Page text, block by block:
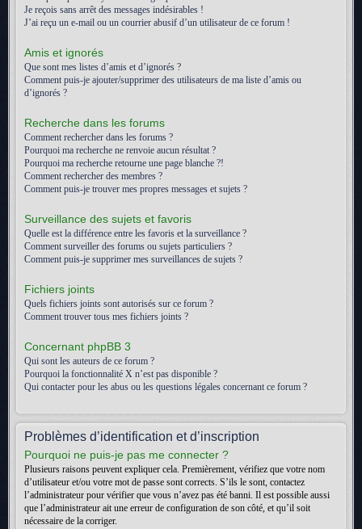
Je reçois sans arrêt des messages indésirables !
J’ai reçu un e-mail ou un courrier abusif d’un utilisateur de ce forum !
Amis et ignorés
Que sont mes listes d’amis et d’ignorés ?
Comment puis-je ajouter/supprimer des utilisateurs de ma liste d’amis ou
d’ignorés ?
Recherche dans les forums
Comment rechercher dans les forums ?
Pourquoi ma recherche ne renvoie aucun résultat ?
Pourquoi ma recherche retourne une page blanche ?!
Comment rechercher des membres ?
Comment puis-je trouver mes propres messages et sujets ?
Surveillance des sujets et favoris
Quelle est la différence entre les favoris et la surveillance ?
Comment surveiller des forums ou sujets particuliers ?
Comment puis-je supprimer mes surveillances de sujets ?
Fichiers joints
Quels fichiers joints sont autorisés sur ce forum ?
Comment trouver tous mes fichiers joints ?
Concernant phpBB 3
Qui sont les auteurs de ce forum ?
Pourquoi la fonctionnalité X n’est pas disponible ?
Qui contacter pour les abus ou les questions légales concernant ce forum ?
Problèmes d’identification et d’inscription
Pourquoi ne puis-je pas me connecter ?
Plusieurs raisons peuvent expliquer cela. Premièrement, vérifiez que votre nom
d’utilisateur et/ou votre mot de passe sont corrects. S’ils le sont, contactez
l’administrateur pour vérifier que vous n’avez pas été banni. Il est possible aussi
que l’administrateur ait une erreur de configuration de son côté, et qu’il soit
nécessaire de la corriger.